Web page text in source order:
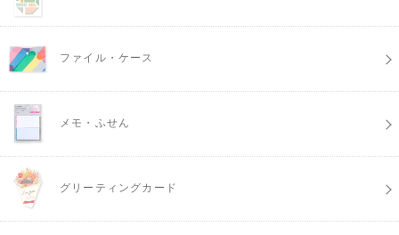
ファイル・ケース
メモ・ふせん
グリーティングカード